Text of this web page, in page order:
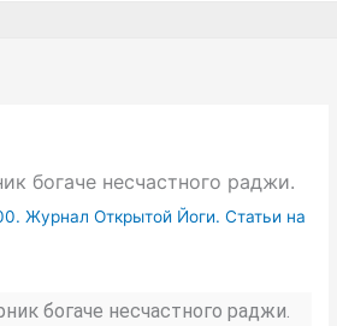
богаче несчастного раджи.
Журнал Открытой Йоги. Статьи на
богаче несчастного раджи.